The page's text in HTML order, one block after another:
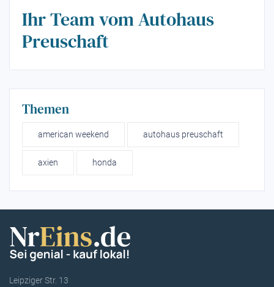
Ihr Team vom Autohaus
Preuschaft
Themen
american weekend autohaus preuschaft
axien honda
Leipziger Str. 13